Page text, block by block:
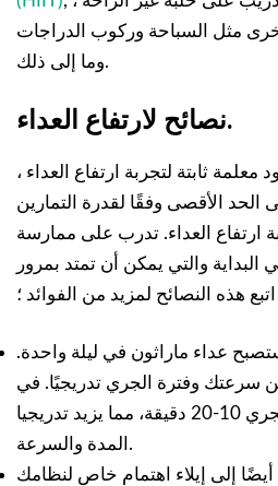
مثل السباحة وركوب الدراجات
وما إلى ذلك.
نصائح لارتفاع العداء.
ثابتة لتجربة ارتفاع العداء ،
الأقصى وفقًا لقدرة التمارين
ارتفاع العداء. تدرب على ممارسة
والتي يمكن أن تمتد بمرور
عداء ماراثون في ليلة واحدة.
سرعتك وفترة الجري تدريجيًا. في
البداية يمكنك الجري 10-20 دقيقة، مما يزيد تدريجيا
المدة والسرعة.
إلى إيلاء اهتمام خاص لنظامك